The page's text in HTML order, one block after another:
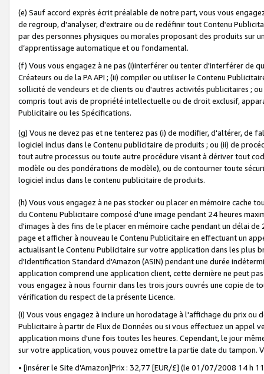
(e) Sauf accord exprès écrit préalable de notre part, vous vous
de regroup, d'analyser, d'extraire ou de redéfinir tout Contenu
par des personnes physiques ou morales proposant des produits sur
d’apprentissage automatique et ou fondamental.
(f) Vous vous engagez à ne pas (i)interférer ou tenter d'interférer de
Créateurs ou de la PA API ; (ii) compiler ou utiliser le Contenu
sollicité de vendeurs et de clients ou d'autres activités publicitaires ;
compris tout avis de propriété intellectuelle ou de droit exclusif,
Publicitaire ou les Spécifications.
(g) Vous ne devez pas et ne tenterez pas (i) de modifier, d'altérer, de
logiciel inclus dans le Contenu publicitaire de produits ; ou (ii) de
tout autre processus ou toute autre procédure visant à dériver tout
modèle ou des pondérations de modèle), ou de contourner toute
logiciel inclus dans le contenu publicitaire de produits.
(h) Vous vous engagez à ne pas stocker ou placer en mémoire cache
du Contenu Publicitaire composé d'une image pendant 24 heures
d'images à des fins de le placer en mémoire cache pendant un délai
page et afficher à nouveau le Contenu Publicitaire en effectuant un
actualisant le Contenu Publicitaire sur votre application dans les plus
d'Identification Standard d'Amazon (ASIN) pendant une durée
application comprend une application client, cette dernière ne peut
vous engagez à nous fournir dans les trois jours ouvrés une copie de
vérification du respect de la présente Licence.
(i) Vous vous engagez à inclure un horodatage à l'affichage du prix
Publicitaire à partir de Flux de Données ou si vous effectuez un appel
application moins d'une fois toutes les heures. Cependant, le jour
sur votre application, vous pouvez omettre la partie date du tampon.
• [insérer le Site d'Amazon]Prix : 32,77 [EUR/£] (le 01/07/2008 14 h